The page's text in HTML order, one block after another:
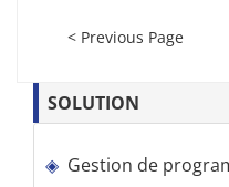
< Previous Page
SOLUTION
Gestion de